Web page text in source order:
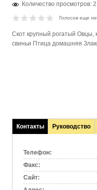
Количество просмотров:
Голосов еще
Скот крупный рогатый Овцы,
свиньи Птица домашняя
Контакты
(активная
Руководство
Телефон:
Факс:
Сайт: